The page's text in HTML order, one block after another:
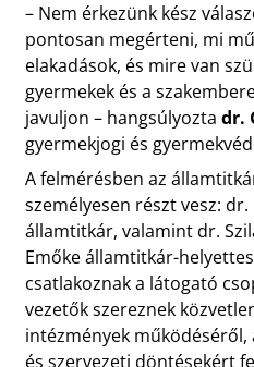
– Nem érkezünk kész
pontosan megérteni, mi
elakadások, és mire van
gyermekek és a
javuljon – hangsúlyozta dr.
gyermekjogi és
A felmérésben az
személyesen részt vesz: dr.
államtitkár, valamint dr.
Emőke államtitkár-
csatlakoznak a látogató
vezetők szereznek
intézmények működéséről,
és szervezeti döntésekért